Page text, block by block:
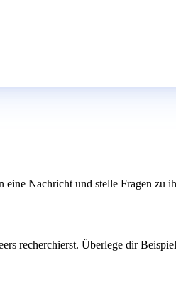
Nachricht und stelle Fragen
recherchierst. Überlege dir